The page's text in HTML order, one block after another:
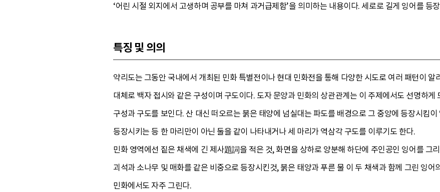
‘어린 시절 외지에서 고생하며 공부를 마쳐 과거급제함’을 의미하는 내용이다. 세로로 길게 잉어를 등
특징 및 의의
약리도는 그동안 국내에서 개최된 민화 특별전이나 현대 민화전을 통해 다양한 시도로 여러 패턴이
대체로 백자 접시와 같은 구성이며 구도이다. 도자 문양과 민화의 상관관계는 이 주제에서도 선명하
구성과 구도를 보인다. 산 대신 떠오르는 붉은 태양에 넘실대는 파도를 배경으로 그 중앙에 등장시킴
등장시키는 등 한 마리만이 아닌 둘을 같이 나타내거나 세 마리가 역삼각 구도를 이루기도 한다.
민화 영역에선 짙은 채색에 긴 제사題詞을 적은 것, 화면을 상하로 양분해 하단에 주인공인 잉어를 그
괴석과 소나무 및 매화를 같은 비중으로 등장시킨것, 붉은 태양과 푸른 물 이 두 채색과 함께 그린 잉
민화에서도 자주 그린다.